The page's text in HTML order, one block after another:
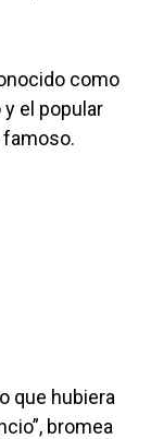
como
el popular
que hubiera
bromea